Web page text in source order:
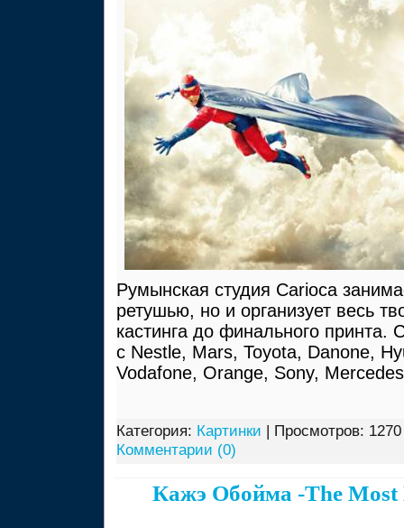
Румынская студия Carioca
ретушью, но и организует весь
кастинга до финального принта.
с Nestle, Mars, Toyota, Danone,
Vodafone, Orange, Sony,
Категория: Картинки | Просмотров:
Комментарии (0)
Кажэ Обойма -The Most